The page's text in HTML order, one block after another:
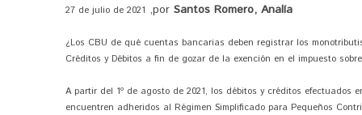
27 de julio de 2021 ,por Santos Romero, Analía
¿Los CBU de qué cuentas bancarias deben registrar los
Créditos y Débitos a fin de gozar de la exención en el impuesto
A partir del 1º de agosto de 2021, los débitos y créditos
encuentren adheridos al Régimen Simplificado para Pequeños